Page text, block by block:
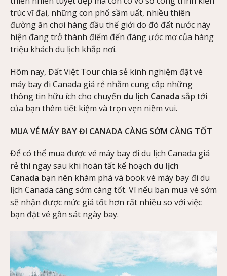
trúc vĩ đại, những con phố sầm uất, nhiều thiên
đường ăn chơi hàng đầu thế giới do đó đất nước này
hiện đang trở thành điểm đến đáng ước mơ của hàng
triệu khách du lịch khắp nơi.
Hôm nay, Đất Việt Tour chia sẻ kinh nghiệm đặt vé
máy bay đi Canada giá rẻ nhằm cung cấp những
thông tin hữu ích cho chuyến du lịch Canada sắp tới
của bạn thêm tiết kiệm và trọn vẹn niềm vui.
MUA VÉ MÁY BAY ĐI CANADA CÀNG SỚM CÀNG TỐT
Để có thể mua được vé máy bay đi du lịch Canada giá
rẻ thì ngay sau khi hoàn tất kế hoạch du lịch
Canada bạn nên khám phá và book vé máy bay đi du
lịch Canada càng sớm càng tốt. Vì nếu bạn mua vé sớm
sẽ nhận được mức giá tốt hơn rất nhiều so với việc
bạn đặt vé gần sát ngày bay.